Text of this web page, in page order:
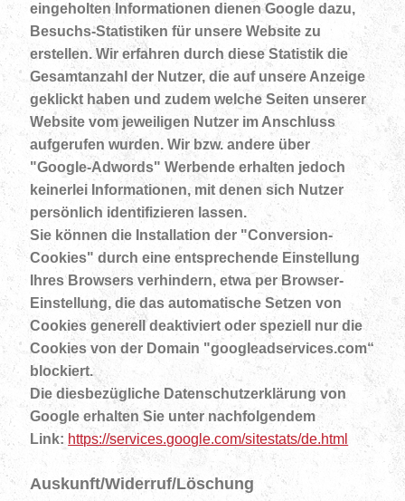
eingeholten Informationen dienen Google dazu,
Besuchs-Statistiken für unsere Website zu
erstellen. Wir erfahren durch diese Statistik die
Gesamtanzahl der Nutzer, die auf unsere Anzeige
geklickt haben und zudem welche Seiten unserer
Website vom jeweiligen Nutzer im Anschluss
aufgerufen wurden. Wir bzw. andere über
"Google-Adwords" Werbende erhalten jedoch
keinerlei Informationen, mit denen sich Nutzer
persönlich identifizieren lassen.
Sie können die Installation der "Conversion-
Cookies" durch eine entsprechende Einstellung
Ihres Browsers verhindern, etwa per Browser-
Einstellung, die das automatische Setzen von
Cookies generell deaktiviert oder speziell nur die
Cookies von der Domain "googleadservices.com“
blockiert.
Die diesbezügliche Datenschutzerklärung von
Google erhalten Sie unter nachfolgendem
Link: https://services.google.com/sitestats/de.html
Auskunft/Widerruf/Löschung